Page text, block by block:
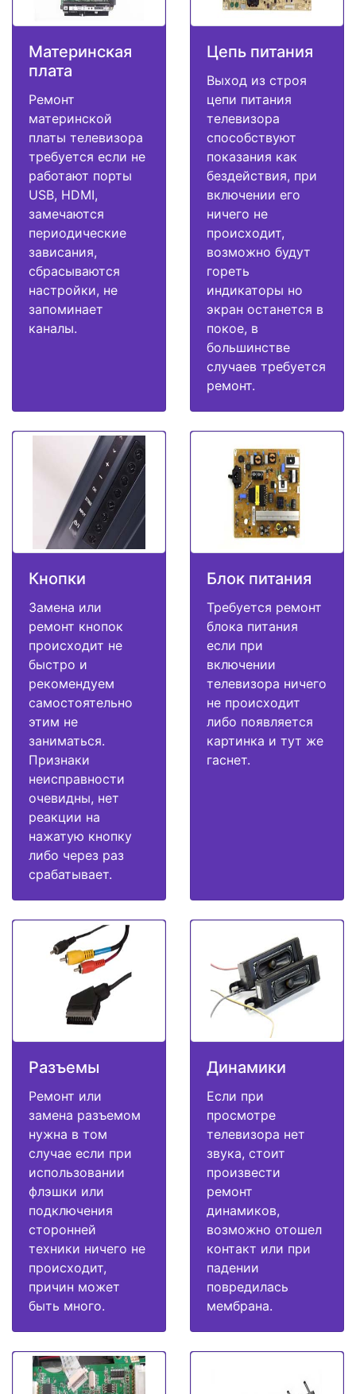
Материнская
плата
Ремонт
материнской
платы телевизора
требуется если не
работают порты
USB, HDMI,
замечаются
периодические
зависания,
сбрасываются
настройки, не
запоминает
каналы.
Цепь питания
Выход из строя
цепи питания
телевизора
способствуют
показания как
бездействия, при
включении его
ничего не
происходит,
возможно будут
гореть
индикаторы но
экран останется в
покое, в
большинстве
случаев требуется
ремонт.
Кнопки
Замена или
ремонт кнопок
происходит не
быстро и
рекомендуем
самостоятельно
этим не
заниматься.
Признаки
неисправности
очевидны, нет
реакции на
нажатую кнопку
либо через раз
срабатывает.
Блок питания
Требуется ремонт
блока питания
если при
включении
телевизора ничего
не происходит
либо появляется
картинка и тут же
гаснет.
Разъемы
Ремонт или
замена разъемом
нужна в том
случае если при
использовании
флэшки или
подключения
сторонней
техники ничего не
происходит,
причин может
быть много.
Динамики
Если при
просмотре
телевизора нет
звука, стоит
произвести
ремонт
динамиков,
возможно отошел
контакт или при
падении
повредилась
мембрана.